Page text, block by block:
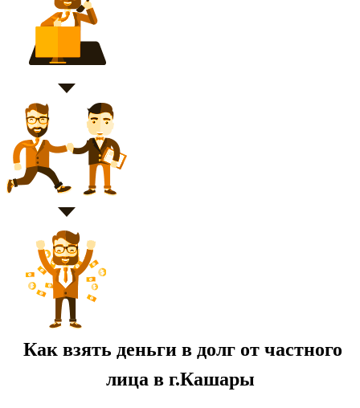
Как взять деньги в долг от частного
лица в г.Кашары